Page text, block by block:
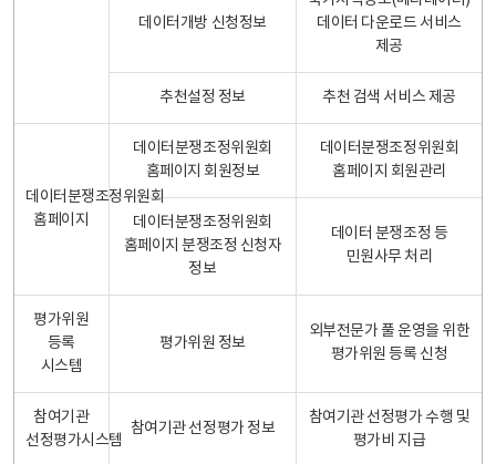
데이터개방 신청정보
데이터 다운로드 서비스
제공
추천설정 정보 추천 검색 서비스 제공
데이터분쟁조정위원회
홈페이지
데이터분쟁조정위원회
홈페이지 회원정보
데이터분쟁조정위원회
홈페이지 회원관리
데이터분쟁조정위원회
홈페이지 분쟁조정 신청자
정보
데이터 분쟁조정 등
민원사무 처리
평가위원
등록
시스템
평가위원 정보
외부전문가 풀 운영을 위한
평가위원 등록 신청
참여기관
선정평가시스템
참여기관 선정평가 정보
참여기관 선정평가 수행 및
평가비 지급